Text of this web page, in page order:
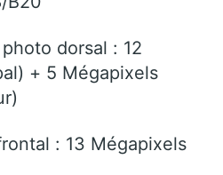
dorsal : 12
+ 5 Mégapixels
: 13 Mégapixels